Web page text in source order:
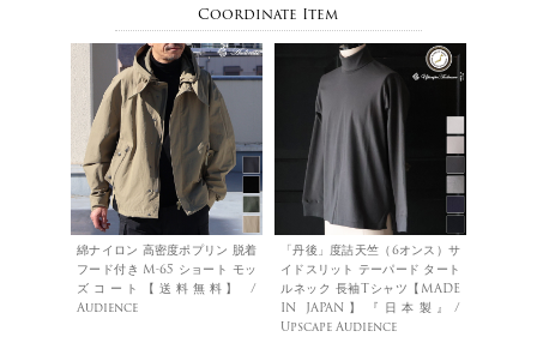
Coordinate Item
綿ナイロン 高密度ポプリン 脱着
フード付き M-65 ショート モッ
ズコート【送料無料】 /
Audience
「丹後」度詰天竺（6オンス）サ
イドスリット テーパード タート
ルネック 長袖Tシャツ【MADE
IN JAPAN】『日本製』/
Upscape Audience